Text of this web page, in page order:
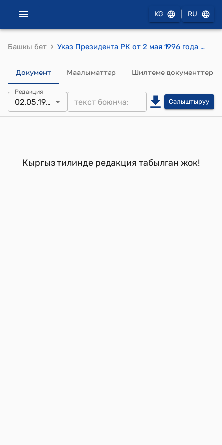
KG RU
Башкы бет › Указ Президента РК от 2 мая 1996 года №УП-156 "О присвоении почетного звания "Заслуженный деятель культуры Кыргызской Республики" кознову Д.Г., Цукасовой Л.В."
Документ Маалыматтар Шилтеме документтер
Редакция
02.05.1996 Салыштыруу
Кыргыз тилинде редакция табылган жок!